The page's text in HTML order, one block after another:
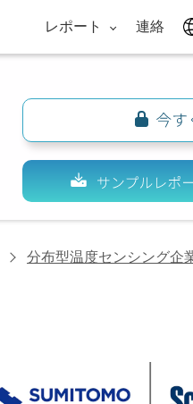
レポート 連絡
分布型温度センシング企